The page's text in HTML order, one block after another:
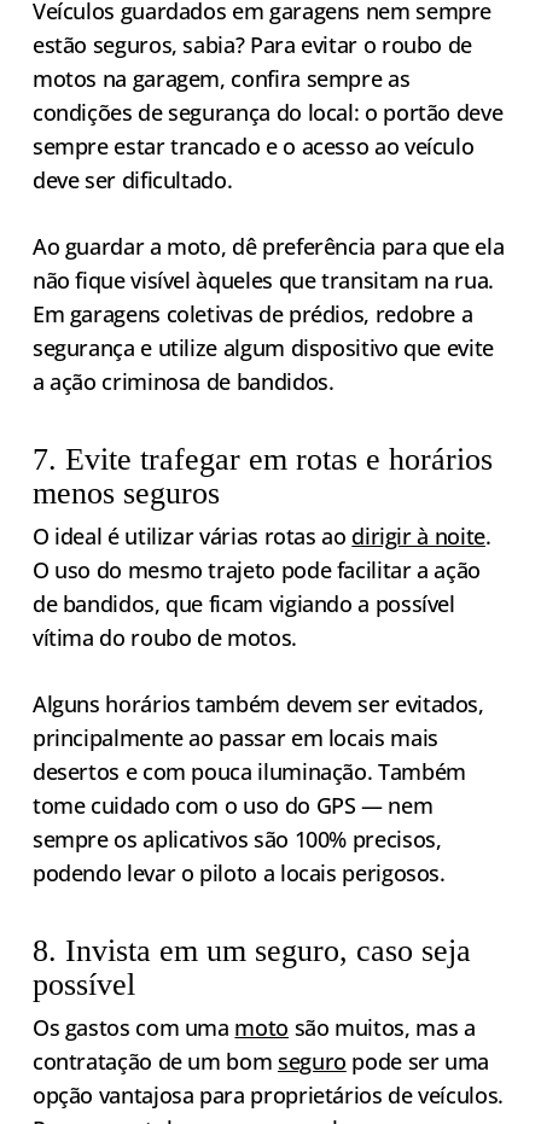
Veículos guardados em garagens nem sempre
estão seguros, sabia? Para evitar o roubo de
motos na garagem, confira sempre as
condições de segurança do local: o portão deve
sempre estar trancado e o acesso ao veículo
deve ser dificultado.
Ao guardar a moto, dê preferência para que ela
não fique visível àqueles que transitam na rua.
Em garagens coletivas de prédios, redobre a
segurança e utilize algum dispositivo que evite
a ação criminosa de bandidos.
7. Evite trafegar em rotas e horários
menos seguros
O ideal é utilizar várias rotas ao dirigir à noite.
O uso do mesmo trajeto pode facilitar a ação
de bandidos, que ficam vigiando a possível
vítima do roubo de motos.
Alguns horários também devem ser evitados,
principalmente ao passar em locais mais
desertos e com pouca iluminação. Também
tome cuidado com o uso do GPS — nem
sempre os aplicativos são 100% precisos,
podendo levar o piloto a locais perigosos.
8. Invista em um seguro, caso seja
possível
Os gastos com uma moto são muitos, mas a
contratação de um bom seguro pode ser uma
opção vantajosa para proprietários de veículos.